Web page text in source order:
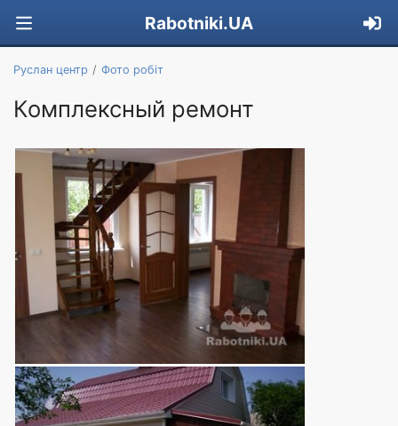
Rabotniki.UA
Руслан центр Фото робіт
Комплексный ремонт